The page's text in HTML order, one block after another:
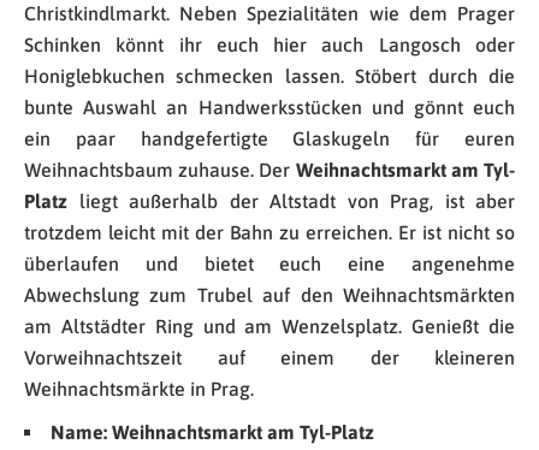
Christkindlmarkt. Neben Spezialitäten wie dem Prager
Schinken könnt ihr euch hier auch Langosch oder
Honiglebkuchen schmecken lassen. Stöbert durch die
bunte Auswahl an Handwerksstücken und gönnt euch
ein paar handgefertigte Glaskugeln für euren
Weihnachtsbaum zuhause. Der Weihnachtsmarkt am Tyl-
Platz liegt außerhalb der Altstadt von Prag, ist aber
trotzdem leicht mit der Bahn zu erreichen. Er ist nicht so
überlaufen und bietet euch eine angenehme
Abwechslung zum Trubel auf den Weihnachtsmärkten
am Altstädter Ring und am Wenzelsplatz. Genießt die
Vorweihnachtszeit auf einem der kleineren
Weihnachtsmärkte in Prag.
Name: Weihnachtsmarkt am Tyl-Platz